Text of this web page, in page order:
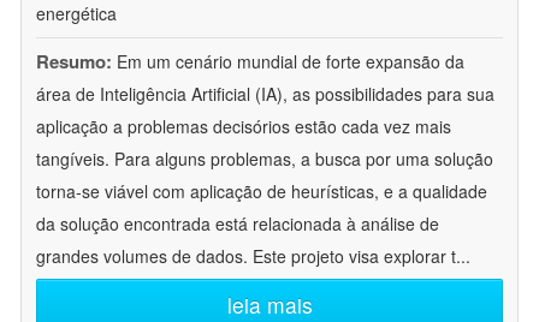
energética
Resumo: Em um cenário mundial de forte expansão da
área de Inteligência Artificial (IA), as possibilidades para sua
aplicação a problemas decisórios estão cada vez mais
tangíveis. Para alguns problemas, a busca por uma solução
torna-se viável com aplicação de heurísticas, e a qualidade
da solução encontrada está relacionada à análise de
grandes volumes de dados. Este projeto visa explorar t...
leia mais